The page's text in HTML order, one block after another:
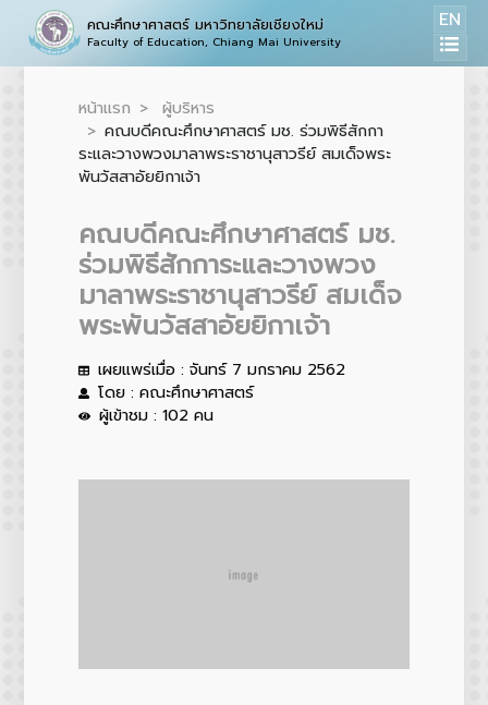
คณะศึกษาศาสตร์ มหาวิทยาลัยเชียงใหม่
Faculty of Education, Chiang Mai University
EN
หน้าแรก
ผู้บริหาร
คณบดีคณะศึกษาศาสตร์ มช. ร่วมพิธีสักกา
ระและวางพวงมาลาพระราชานุสาวรีย์ สมเด็จพระ
พันวัสสาอัยยิกาเจ้า
คณบดีคณะศึกษาศาสตร์ มช.
ร่วมพิธีสักการะและวางพวง
มาลาพระราชานุสาวรีย์ สมเด็จ
พระพันวัสสาอัยยิกาเจ้า
เผยแพร่เมื่อ : จันทร์ 7 มกราคม 2562
โดย : คณะศึกษาศาสตร์
ผู้เข้าชม : 102 คน